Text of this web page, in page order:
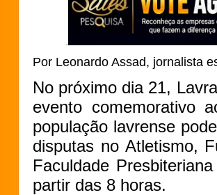
Por Leonardo Assad, jornalista
No próximo dia 21,
evento comemorativo
população lavrense
disputas no Atletismo,
Faculdade
partir das 8 horas.